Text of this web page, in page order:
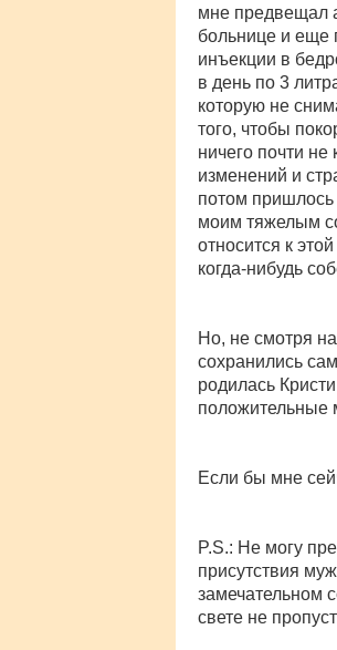
мне предвещал
больнице и еще
инъекции в
в день по 3
которую не
того, чтобы
ничего почти не
изменений и
потом пришлось
моим тяжелым
относится к
когда-нибудь
Но, не смотря
сохранились
родилась
положительные
Если бы мне
P.S.: Не могу
присутствия
замечательном
свете не